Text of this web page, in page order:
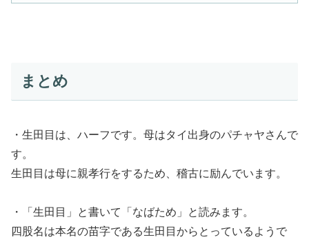
まとめ
・生田目は、ハーフです。母はタイ出身のパチャヤさんで
す。
生田目は母に親孝行をするため、稽古に励んでいます。
・「生田目」と書いて「なばため」と読みます。
四股名は本名の苗字である生田目からとっているようで